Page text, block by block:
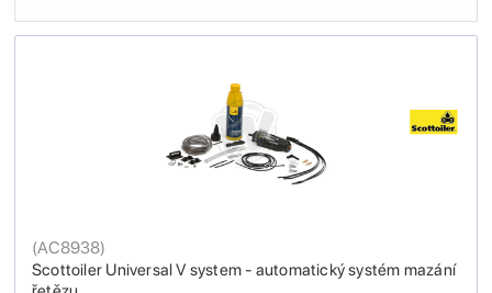
Scottoiler Universal V system - automatický systém mazání
(AC8938)